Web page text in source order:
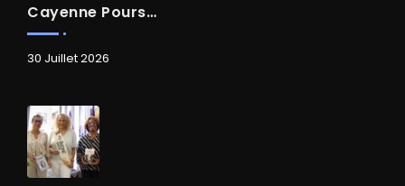
Cayenne Poursuit Sa Transformation
30 Juillet 2026